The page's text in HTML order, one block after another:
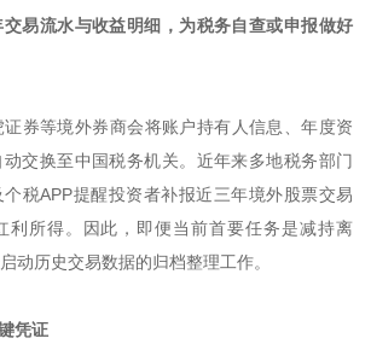
交易流水与收益明细，为税务自查或申报做好
券等境外券商会将账户持有人信息、年度资
交换至中国税务机关。近年来多地税务部门
税APP提醒投资者补报近三年境外股票交易
利所得。因此，即便当前首要任务是减持离
动历史交易数据的归档整理工作。
凭证